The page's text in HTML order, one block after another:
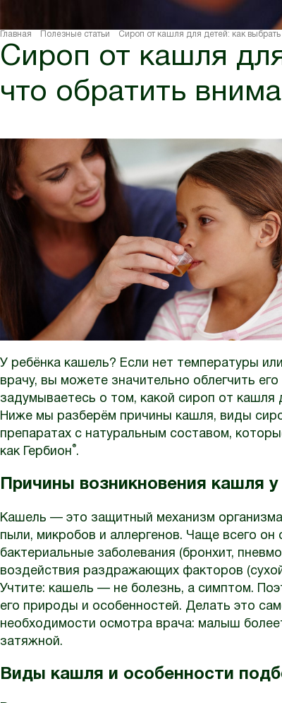
Главная Полезные статьи Сироп от кашля для детей: как
Сироп от кашля
что обратить
У ребёнка кашель? Если нет температуры
врачу, вы можете значительно облегчить
задумываетесь о том, какой сироп от
Ниже мы разберём причины кашля, виды
препаратах с натуральным составом,
как Гербион®.
Причины возникновения кашля
Кашель — это защитный механизм
пыли, микробов и аллергенов. Чаще всего
бактериальные заболевания (бронхит,
воздействия раздражающих факторов
Учтите: кашель — не болезнь, а симптом.
его природы и особенностей. Делать это
необходимости осмотра врача: малыш
затяжной.
Виды кашля и особенности